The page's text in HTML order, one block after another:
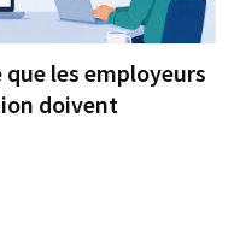
les employeurs
doivent